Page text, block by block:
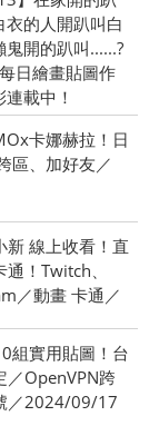
衣的人開趴叫白
開的趴叫......?
每日繪畫貼圖作
載中！
卡娜赫拉！日
區、加好友／
新 線上收看！直
！Twitch、
／動畫 卡通／
組實用貼圖！台
／OpenVPN跨
／2024/09/17